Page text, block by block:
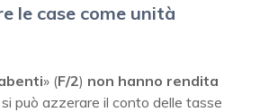
le case come unità
» (F/2) non hanno rendita
si può azzerare il conto delle tasse